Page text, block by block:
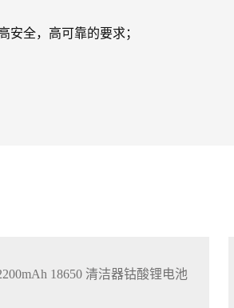
安全，高可靠的要求；
18650 清洁器钴酸锂电池